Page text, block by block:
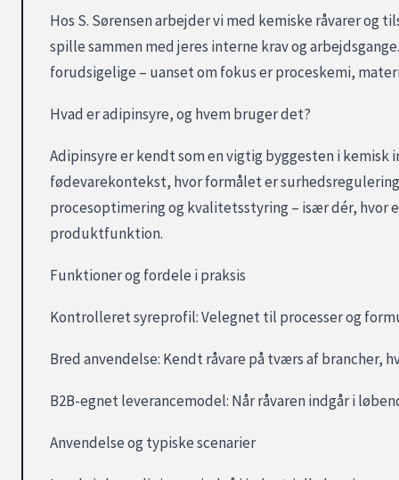
Hos S. Sørensen arbejder vi med kemiske råvarer
spille sammen med jeres interne krav og
forudsigelige – uanset om fokus er proceskemi,
Hvad er adipinsyre, og hvem bruger det?
Adipinsyre er kendt som en vigtig byggesten i kemisk
fødevarekontekst, hvor formålet er
procesoptimering og kvalitetsstyring – især dér, hvor
produktfunktion.
Funktioner og fordele i praksis
Kontrolleret syreprofil: Velegnet til processer og
Bred anvendelse: Kendt råvare på tværs af
B2B-egnet leverancemodel: Når råvaren indgår i
Anvendelse og typiske scenarier